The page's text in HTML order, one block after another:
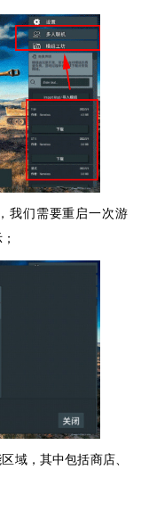
我们需要重启一次游
域，其中包括商店、